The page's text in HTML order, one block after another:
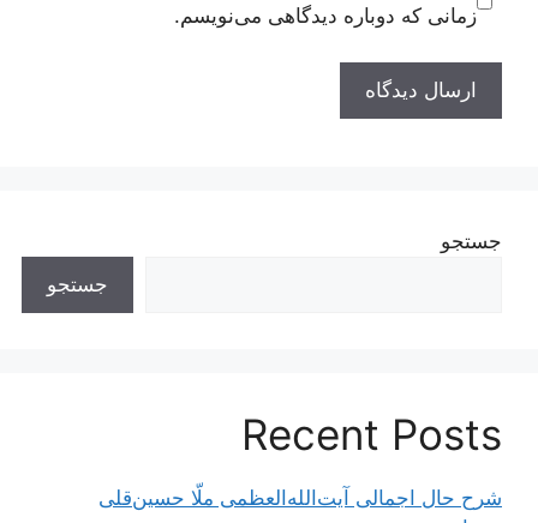
زمانی که دوباره دیدگاهی می‌نویسم.
جستجو
جستجو
Recent Posts
شرح حال اجمالی آیت‌الله‌العظمی ملّا حسین‌قلی